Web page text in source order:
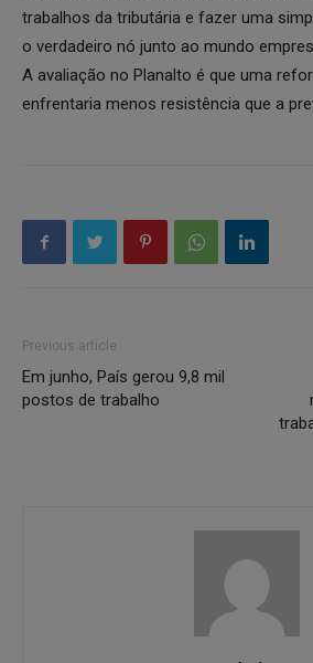
trabalhos da tributária e fazer uma
o verdadeiro nó junto ao mundo
A avaliação no Planalto é que uma
enfrentaria menos resistência que a
Previous article
Em junho, País gerou 9,8 mil
postos de trabalho